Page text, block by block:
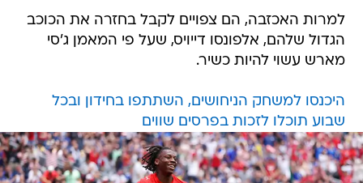
למרות האכזבה, הם צפויים לקבל בחזרה את הכוכב
הגדול שלהם, אלפונסו דייויס, שעל פי המאמן ג'סי
מארש עשוי להיות כשיר.
היכנסו למשחק הניחושים, השתתפו בחידון ובכל
שבוע תוכלו לזכות בפרסים שווים